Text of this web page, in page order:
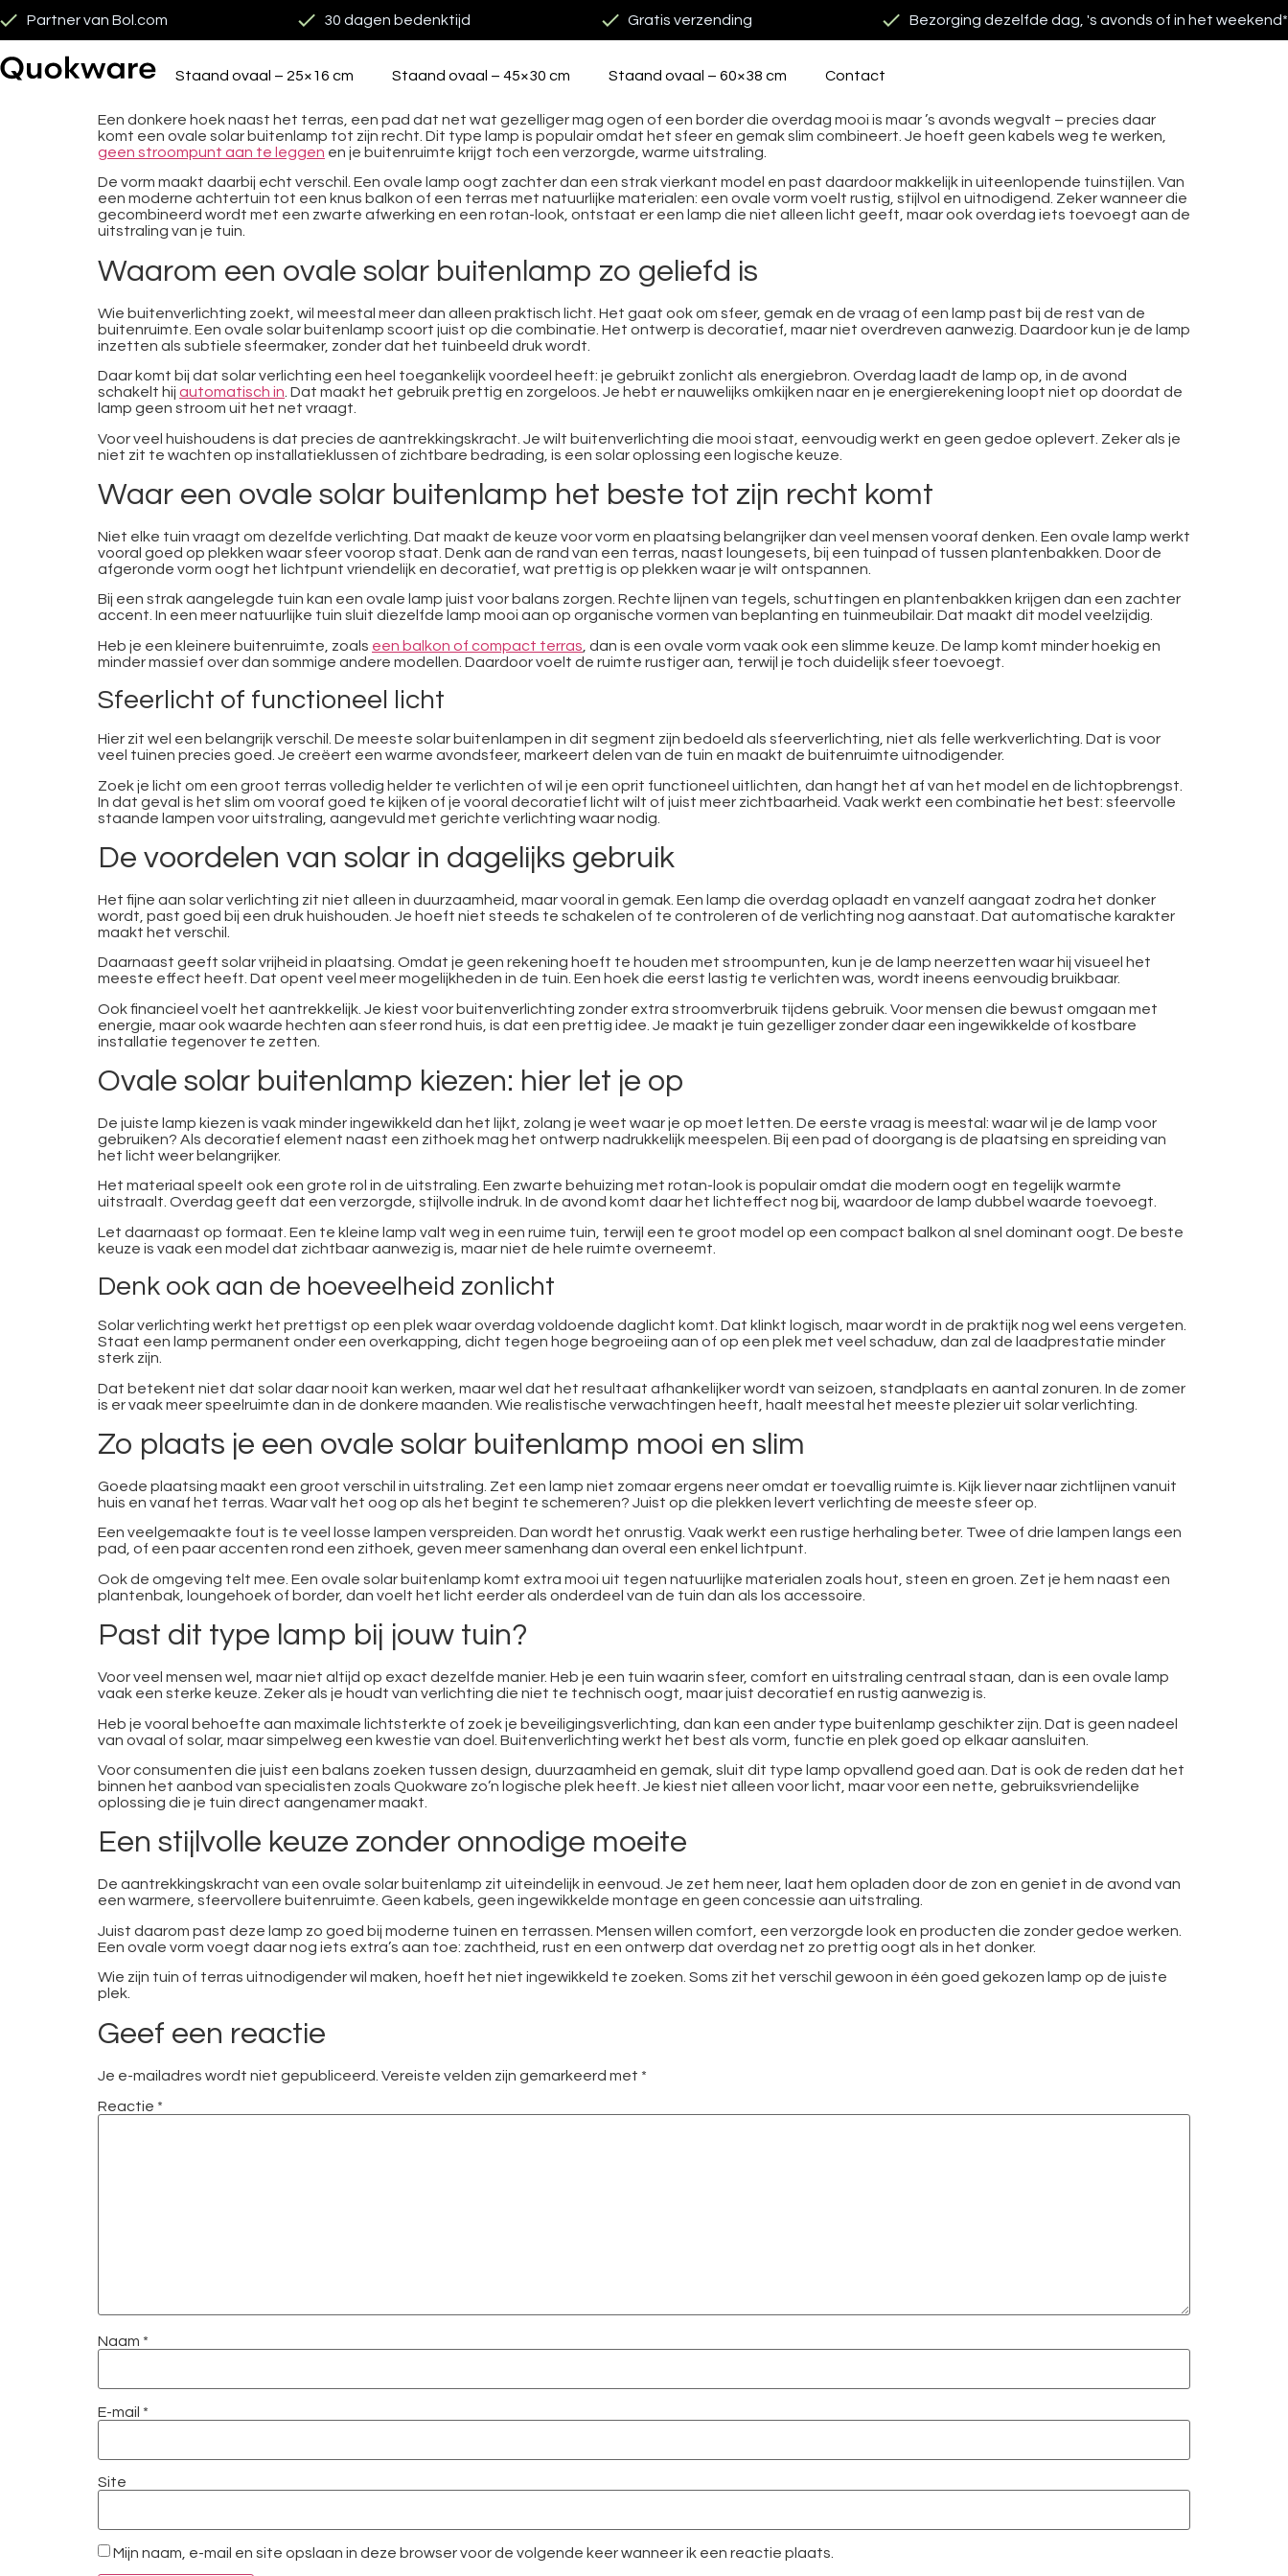
Partner van Bol.com 30 dagen bedenktijd Gratis verzending Bezorging dezelfde dag, 's avonds of in het weekend*
Staand ovaal – 25×16 cm Staand ovaal – 45×30 cm Staand ovaal – 60×38 cm Contact
Een donkere hoek naast het terras, een pad dat net wat gezelliger mag ogen of een border die overdag mooi is maar ’s avonds wegvalt – precies daar
komt een ovale solar buitenlamp tot zijn recht. Dit type lamp is populair omdat het sfeer en gemak slim combineert. Je hoeft geen kabels weg te werken,
geen stroompunt aan te leggen en je buitenruimte krijgt toch een verzorgde, warme uitstraling.
De vorm maakt daarbij echt verschil. Een ovale lamp oogt zachter dan een strak vierkant model en past daardoor makkelijk in uiteenlopende tuinstijlen. Van
een moderne achtertuin tot een knus balkon of een terras met natuurlijke materialen: een ovale vorm voelt rustig, stijlvol en uitnodigend. Zeker wanneer die
gecombineerd wordt met een zwarte afwerking en een rotan-look, ontstaat er een lamp die niet alleen licht geeft, maar ook overdag iets toevoegt aan de
uitstraling van je tuin.
Waarom een ovale solar buitenlamp zo geliefd is
Wie buitenverlichting zoekt, wil meestal meer dan alleen praktisch licht. Het gaat ook om sfeer, gemak en de vraag of een lamp past bij de rest van de
buitenruimte. Een ovale solar buitenlamp scoort juist op die combinatie. Het ontwerp is decoratief, maar niet overdreven aanwezig. Daardoor kun je de lamp
inzetten als subtiele sfeermaker, zonder dat het tuinbeeld druk wordt.
Daar komt bij dat solar verlichting een heel toegankelijk voordeel heeft: je gebruikt zonlicht als energiebron. Overdag laadt de lamp op, in de avond
schakelt hij automatisch in . Dat maakt het gebruik prettig en zorgeloos. Je hebt er nauwelijks omkijken naar en je energierekening loopt niet op doordat de
lamp geen stroom uit het net vraagt.
Voor veel huishoudens is dat precies de aantrekkingskracht. Je wilt buitenverlichting die mooi staat, eenvoudig werkt en geen gedoe oplevert. Zeker als je
niet zit te wachten op installatieklussen of zichtbare bedrading, is een solar oplossing een logische keuze.
Waar een ovale solar buitenlamp het beste tot zijn recht komt
Niet elke tuin vraagt om dezelfde verlichting. Dat maakt de keuze voor vorm en plaatsing belangrijker dan veel mensen vooraf denken. Een ovale lamp werkt
vooral goed op plekken waar sfeer voorop staat. Denk aan de rand van een terras, naast loungesets, bij een tuinpad of tussen plantenbakken. Door de
afgeronde vorm oogt het lichtpunt vriendelijk en decoratief, wat prettig is op plekken waar je wilt ontspannen.
Bij een strak aangelegde tuin kan een ovale lamp juist voor balans zorgen. Rechte lijnen van tegels, schuttingen en plantenbakken krijgen dan een zachter
accent. In een meer natuurlijke tuin sluit diezelfde lamp mooi aan op organische vormen van beplanting en tuinmeubilair. Dat maakt dit model veelzijdig.
Heb je een kleinere buitenruimte, zoals een balkon of compact terras , dan is een ovale vorm vaak ook een slimme keuze. De lamp komt minder hoekig en
minder massief over dan sommige andere modellen. Daardoor voelt de ruimte rustiger aan, terwijl je toch duidelijk sfeer toevoegt.
Sfeerlicht of functioneel licht
Hier zit wel een belangrijk verschil. De meeste solar buitenlampen in dit segment zijn bedoeld als sfeerverlichting, niet als felle werkverlichting. Dat is voor
veel tuinen precies goed. Je creëert een warme avondsfeer, markeert delen van de tuin en maakt de buitenruimte uitnodigender.
Zoek je licht om een groot terras volledig helder te verlichten of wil je een oprit functioneel uitlichten, dan hangt het af van het model en de lichtopbrengst.
In dat geval is het slim om vooraf goed te kijken of je vooral decoratief licht wilt of juist meer zichtbaarheid. Vaak werkt een combinatie het best: sfeervolle
staande lampen voor uitstraling, aangevuld met gerichte verlichting waar nodig.
De voordelen van solar in dagelijks gebruik
Het fijne aan solar verlichting zit niet alleen in duurzaamheid, maar vooral in gemak. Een lamp die overdag oplaadt en vanzelf aangaat zodra het donker
wordt, past goed bij een druk huishouden. Je hoeft niet steeds te schakelen of te controleren of de verlichting nog aanstaat. Dat automatische karakter
maakt het verschil.
Daarnaast geeft solar vrijheid in plaatsing. Omdat je geen rekening hoeft te houden met stroompunten, kun je de lamp neerzetten waar hij visueel het
meeste effect heeft. Dat opent veel meer mogelijkheden in de tuin. Een hoek die eerst lastig te verlichten was, wordt ineens eenvoudig bruikbaar.
Ook financieel voelt het aantrekkelijk. Je kiest voor buitenverlichting zonder extra stroomverbruik tijdens gebruik. Voor mensen die bewust omgaan met
energie, maar ook waarde hechten aan sfeer rond huis, is dat een prettig idee. Je maakt je tuin gezelliger zonder daar een ingewikkelde of kostbare
installatie tegenover te zetten.
Ovale solar buitenlamp kiezen: hier let je op
De juiste lamp kiezen is vaak minder ingewikkeld dan het lijkt, zolang je weet waar je op moet letten. De eerste vraag is meestal: waar wil je de lamp voor
gebruiken? Als decoratief element naast een zithoek mag het ontwerp nadrukkelijk meespelen. Bij een pad of doorgang is de plaatsing en spreiding van
het licht weer belangrijker.
Het materiaal speelt ook een grote rol in de uitstraling. Een zwarte behuizing met rotan-look is populair omdat die modern oogt en tegelijk warmte
uitstraalt. Overdag geeft dat een verzorgde, stijlvolle indruk. In de avond komt daar het lichteffect nog bij, waardoor de lamp dubbel waarde toevoegt.
Let daarnaast op formaat. Een te kleine lamp valt weg in een ruime tuin, terwijl een te groot model op een compact balkon al snel dominant oogt. De beste
keuze is vaak een model dat zichtbaar aanwezig is, maar niet de hele ruimte overneemt.
Denk ook aan de hoeveelheid zonlicht
Solar verlichting werkt het prettigst op een plek waar overdag voldoende daglicht komt. Dat klinkt logisch, maar wordt in de praktijk nog wel eens vergeten.
Staat een lamp permanent onder een overkapping, dicht tegen hoge begroeiing aan of op een plek met veel schaduw, dan zal de laadprestatie minder
sterk zijn.
Dat betekent niet dat solar daar nooit kan werken, maar wel dat het resultaat afhankelijker wordt van seizoen, standplaats en aantal zonuren. In de zomer
is er vaak meer speelruimte dan in de donkere maanden. Wie realistische verwachtingen heeft, haalt meestal het meeste plezier uit solar verlichting.
Zo plaats je een ovale solar buitenlamp mooi en slim
Goede plaatsing maakt een groot verschil in uitstraling. Zet een lamp niet zomaar ergens neer omdat er toevallig ruimte is. Kijk liever naar zichtlijnen vanuit
huis en vanaf het terras. Waar valt het oog op als het begint te schemeren? Juist op die plekken levert verlichting de meeste sfeer op.
Een veelgemaakte fout is te veel losse lampen verspreiden. Dan wordt het onrustig. Vaak werkt een rustige herhaling beter. Twee of drie lampen langs een
pad, of een paar accenten rond een zithoek, geven meer samenhang dan overal een enkel lichtpunt.
Ook de omgeving telt mee. Een ovale solar buitenlamp komt extra mooi uit tegen natuurlijke materialen zoals hout, steen en groen. Zet je hem naast een
plantenbak, loungehoek of border, dan voelt het licht eerder als onderdeel van de tuin dan als los accessoire.
Past dit type lamp bij jouw tuin?
Voor veel mensen wel, maar niet altijd op exact dezelfde manier. Heb je een tuin waarin sfeer, comfort en uitstraling centraal staan, dan is een ovale lamp
vaak een sterke keuze. Zeker als je houdt van verlichting die niet te technisch oogt, maar juist decoratief en rustig aanwezig is.
Heb je vooral behoefte aan maximale lichtsterkte of zoek je beveiligingsverlichting, dan kan een ander type buitenlamp geschikter zijn. Dat is geen nadeel
van ovaal of solar, maar simpelweg een kwestie van doel. Buitenverlichting werkt het best als vorm, functie en plek goed op elkaar aansluiten.
Voor consumenten die juist een balans zoeken tussen design, duurzaamheid en gemak, sluit dit type lamp opvallend goed aan. Dat is ook de reden dat het
binnen het aanbod van specialisten zoals Quokware zo’n logische plek heeft. Je kiest niet alleen voor licht, maar voor een nette, gebruiksvriendelijke
oplossing die je tuin direct aangenamer maakt.
Een stijlvolle keuze zonder onnodige moeite
De aantrekkingskracht van een ovale solar buitenlamp zit uiteindelijk in eenvoud. Je zet hem neer, laat hem opladen door de zon en geniet in de avond van
een warmere, sfeervollere buitenruimte. Geen kabels, geen ingewikkelde montage en geen concessie aan uitstraling.
Juist daarom past deze lamp zo goed bij moderne tuinen en terrassen. Mensen willen comfort, een verzorgde look en producten die zonder gedoe werken.
Een ovale vorm voegt daar nog iets extra’s aan toe: zachtheid, rust en een ontwerp dat overdag net zo prettig oogt als in het donker.
Wie zijn tuin of terras uitnodigender wil maken, hoeft het niet ingewikkeld te zoeken. Soms zit het verschil gewoon in één goed gekozen lamp op de juiste
plek.
Geef een reactie
Je e-mailadres wordt niet gepubliceerd. Vereiste velden zijn gemarkeerd met *
Reactie *
Naam *
E-mail *
Site
Mijn naam, e-mail en site opslaan in deze browser voor de volgende keer wanneer ik een reactie plaats.